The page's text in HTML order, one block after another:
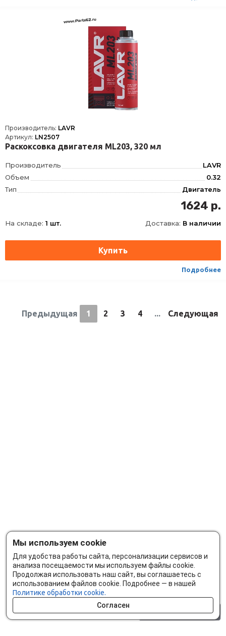
Производитель: LAVR
Артикул: LN2507
Раскоксовка двигателя ML203, 320 мл
Производитель
LAVR
Объем
0.32
Тип
Двигатель
320 мл
85
Ширина
54
Условия хранения
не выш +30
3811900000
1624 р.
На складе: 1 шт. Доставка: В наличии
Подробнее
Предыдущая 1 2 3 4 ... Следующая
Мы используем cookie
Для удобства работы сайта, персонализации сервисов и
анализа посещаемости мы используем файлы cookie.
Продолжая использовать наш сайт, вы соглашаетесь с
использованием файлов cookie. Подробнее — в нашей
Политике обработки cookie.
Согласен